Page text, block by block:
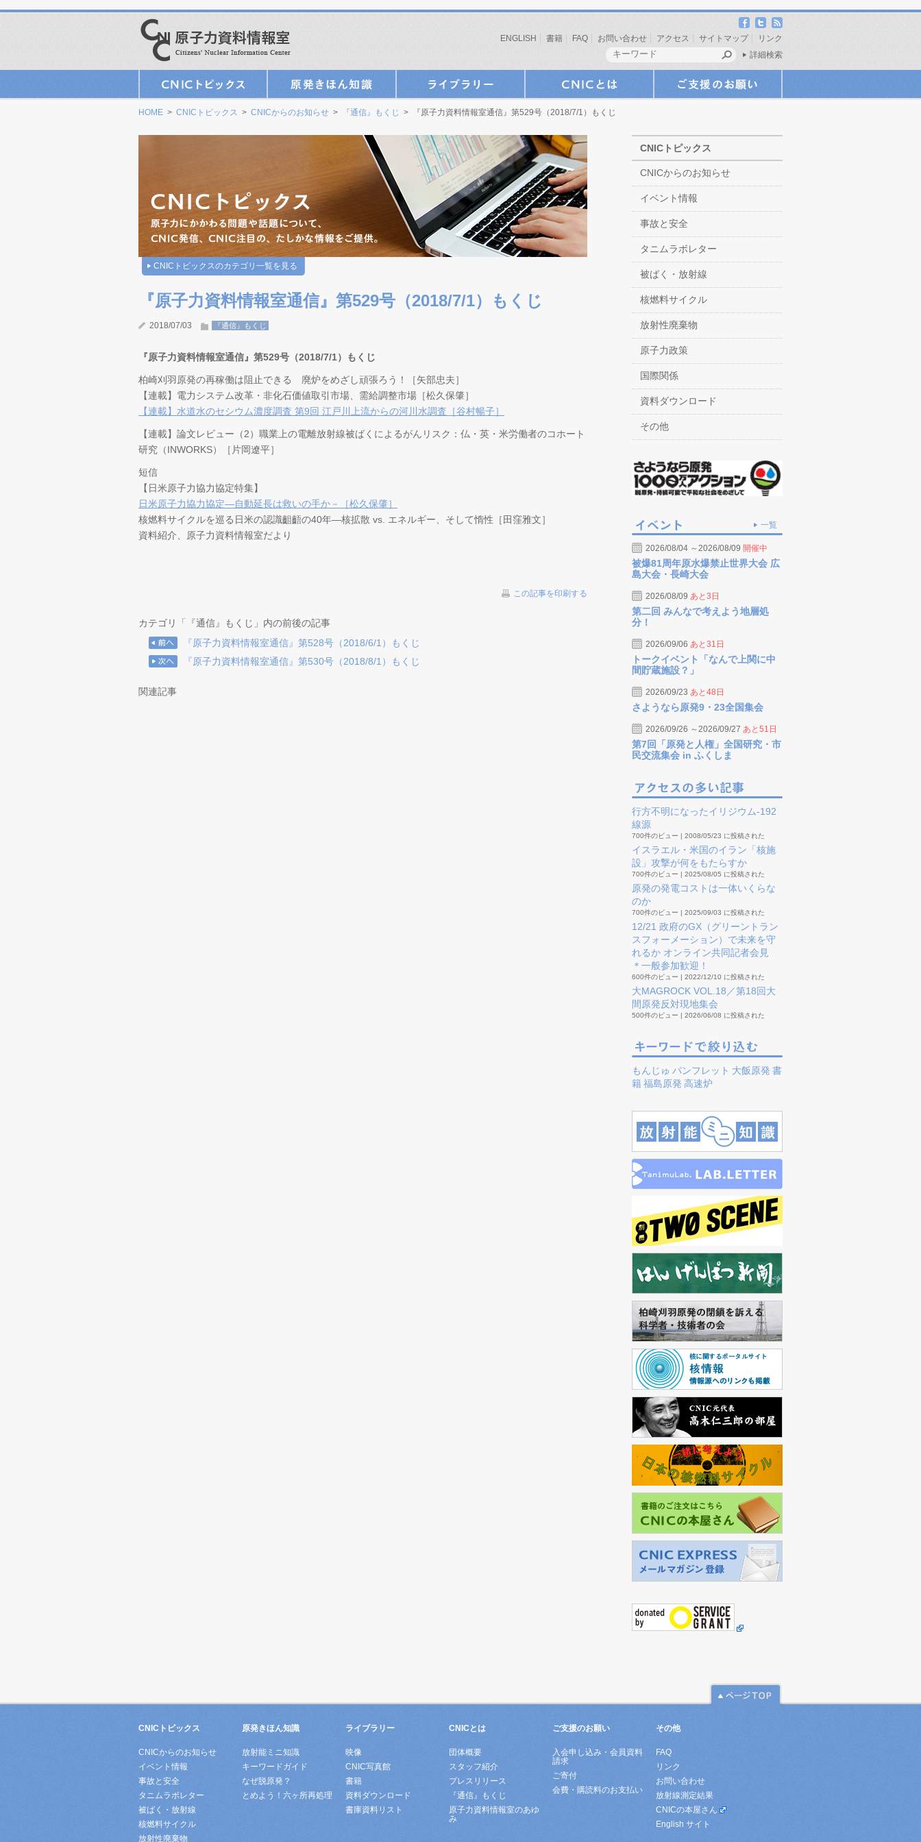
ENGLISH 書籍 FAQ お問い合わせ アクセス サイトマップ
リンク
詳細検索
HOME > CNICトピックス > CNICからのお知らせ > 『通信』もくじ > 『原子力資料情報室通信』第529号（2018/7/1）もくじ
CNICトピックスのカテゴリ一覧を見る
『原子力資料情報室通信』第529号（2018/7/1）もくじ
2018/07/03 『通信』もくじ
『原子力資料情報室通信』第529号（2018/7/1）もくじ
柏崎刈羽原発の再稼働は阻止できる 廃炉をめざし頑張ろう！［矢部忠夫］
【連載】電力システム改革・非化石価値取引市場、需給調整市場［松久保肇］
【連載】水道水のセシウム濃度調査 第9回 江戸川上流からの河川水調査［谷村暢子］
【連載】論文レビュー（2）職業上の電離放射線被ばくによるがんリスク：仏・英・米労働者のコホート
研究（INWORKS）［片岡遼平］
短信
【日米原子力協力協定特集】
日米原子力協力協定―自動延長は救いの手か－［松久保肇］
核燃料サイクルを巡る日米の認識齟齬の40年―核拡散 vs. エネルギー、そして惰性［田窪雅文］
資料紹介、原子力資料情報室だより
この記事を印刷する
カテゴリ「『通信』もくじ」内の前後の記事
『原子力資料情報室通信』第528号（2018/6/1）もくじ
『原子力資料情報室通信』第530号（2018/8/1）もくじ
関連記事
CNICトピックス
CNICからのお知らせ
イベント情報
事故と安全
タニムラボレター
被ばく・放射線
核燃料サイクル
放射性廃棄物
原子力政策
国際関係
資料ダウンロード
その他
一覧
2026/08/04 ～2026/08/09 開催中
被爆81周年原水爆禁止世界大会 広
島大会・長崎大会
2026/08/09 あと3日
第二回 みんなで考えよう地層処
分！
2026/09/06 あと31日
トークイベント「なんで上関に中
間貯蔵施設？」
2026/09/23 あと48日
さようなら原発9・23全国集会
2026/09/26 ～2026/09/27 あと51日
第7回「原発と人権」全国研究・市
民交流集会 in ふくしま
行方不明になったイリジウム-192
線源
700件のビュー | 2008/05/23 に投稿された
イスラエル・米国のイラン「核施
設」攻撃が何をもたらすか
700件のビュー | 2025/08/05 に投稿された
原発の発電コストは一体いくらな
のか
700件のビュー | 2025/09/03 に投稿された
12/21 政府のGX（グリーントラン
スフォーメーション）で未来を守
れるか オンライン共同記者会見
＊一般参加歓迎！
600件のビュー | 2022/12/10 に投稿された
大MAGROCK VOL.18／第18回大
間原発反対現地集会
500件のビュー | 2026/06/08 に投稿された
もんじゅ パンフレット 大飯原発 書
籍福島原発 高速炉
CNICトピックス
CNICからのお知らせ
イベント情報
事故と安全
タニムラボレター
被ばく・放射線
核燃料サイクル
放射性廃棄物
原発きほん知識
放射能ミニ知識
キーワードガイド
なぜ脱原発？
とめよう！六ヶ所再処理
ライブラリー
映像
CNIC写真館
書籍
資料ダウンロード
書庫資料リスト
CNICとは
団体概要
スタッフ紹介
プレスリリース
『通信』もくじ
原子力資料情報室のあゆ
み
ご支援のお願い
入会申し込み・会員資料
請求
ご寄付
会費・購読料のお支払い
その他
FAQ
リンク
お問い合わせ
放射線測定結果
CNICの本屋さん
English サイト